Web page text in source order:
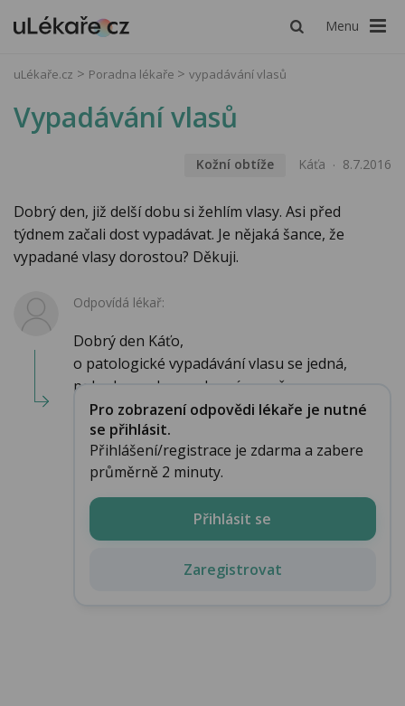
Menu
uLékaře.cz Poradna lékaře vypadávání vlasů
Vypadávání vlasů
Kožní obtíže Káťa 8.7.2016
Dobrý den, již delší dobu si žehlím vlasy. Asi před
týdnem začali dost vypadávat. Je nějaká šance, že
vypadané vlasy dorostou? Děkuji.
Odpovídá lékař:
Dobrý den Káťo,
o patologické vypadávání vlasu se jedná,
pokud vypadne za den více, než ...
Pro zobrazení odpovědi lékaře je nutné
se přihlásit.
Přihlášení/registrace je zdarma a zabere
průměrně 2 minuty.
Přihlásit se
Zaregistrovat